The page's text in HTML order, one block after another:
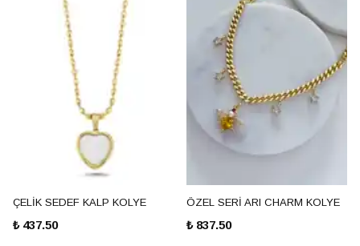
ÇELİK SEDEF KALP KOLYE
₺ 437.50
ÖZEL SERİ ARI CHARM KOLYE
₺ 837.50